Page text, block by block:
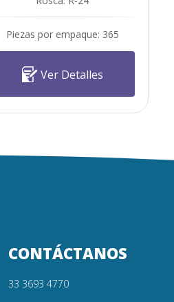
Piezas por empaque: 365
Ver Detalles
CONTÁCTANOS
33 3693 4770